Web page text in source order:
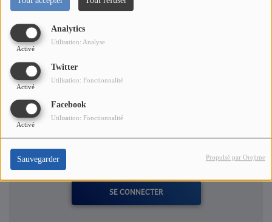
Analytics
Activé
Utilisation: Analyse
Twitter
Activé
Utilisation: Fonctionnalité
Facebook
Activé
Utilisation: Fonctionnalité
Sauvegarder Propulsé par Orejime
Contact
Commentaires(0)
Connectez-vous pour commenter cet article
SE CONNECTER